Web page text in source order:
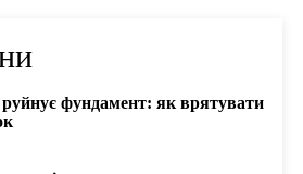
фундамент: як врятувати